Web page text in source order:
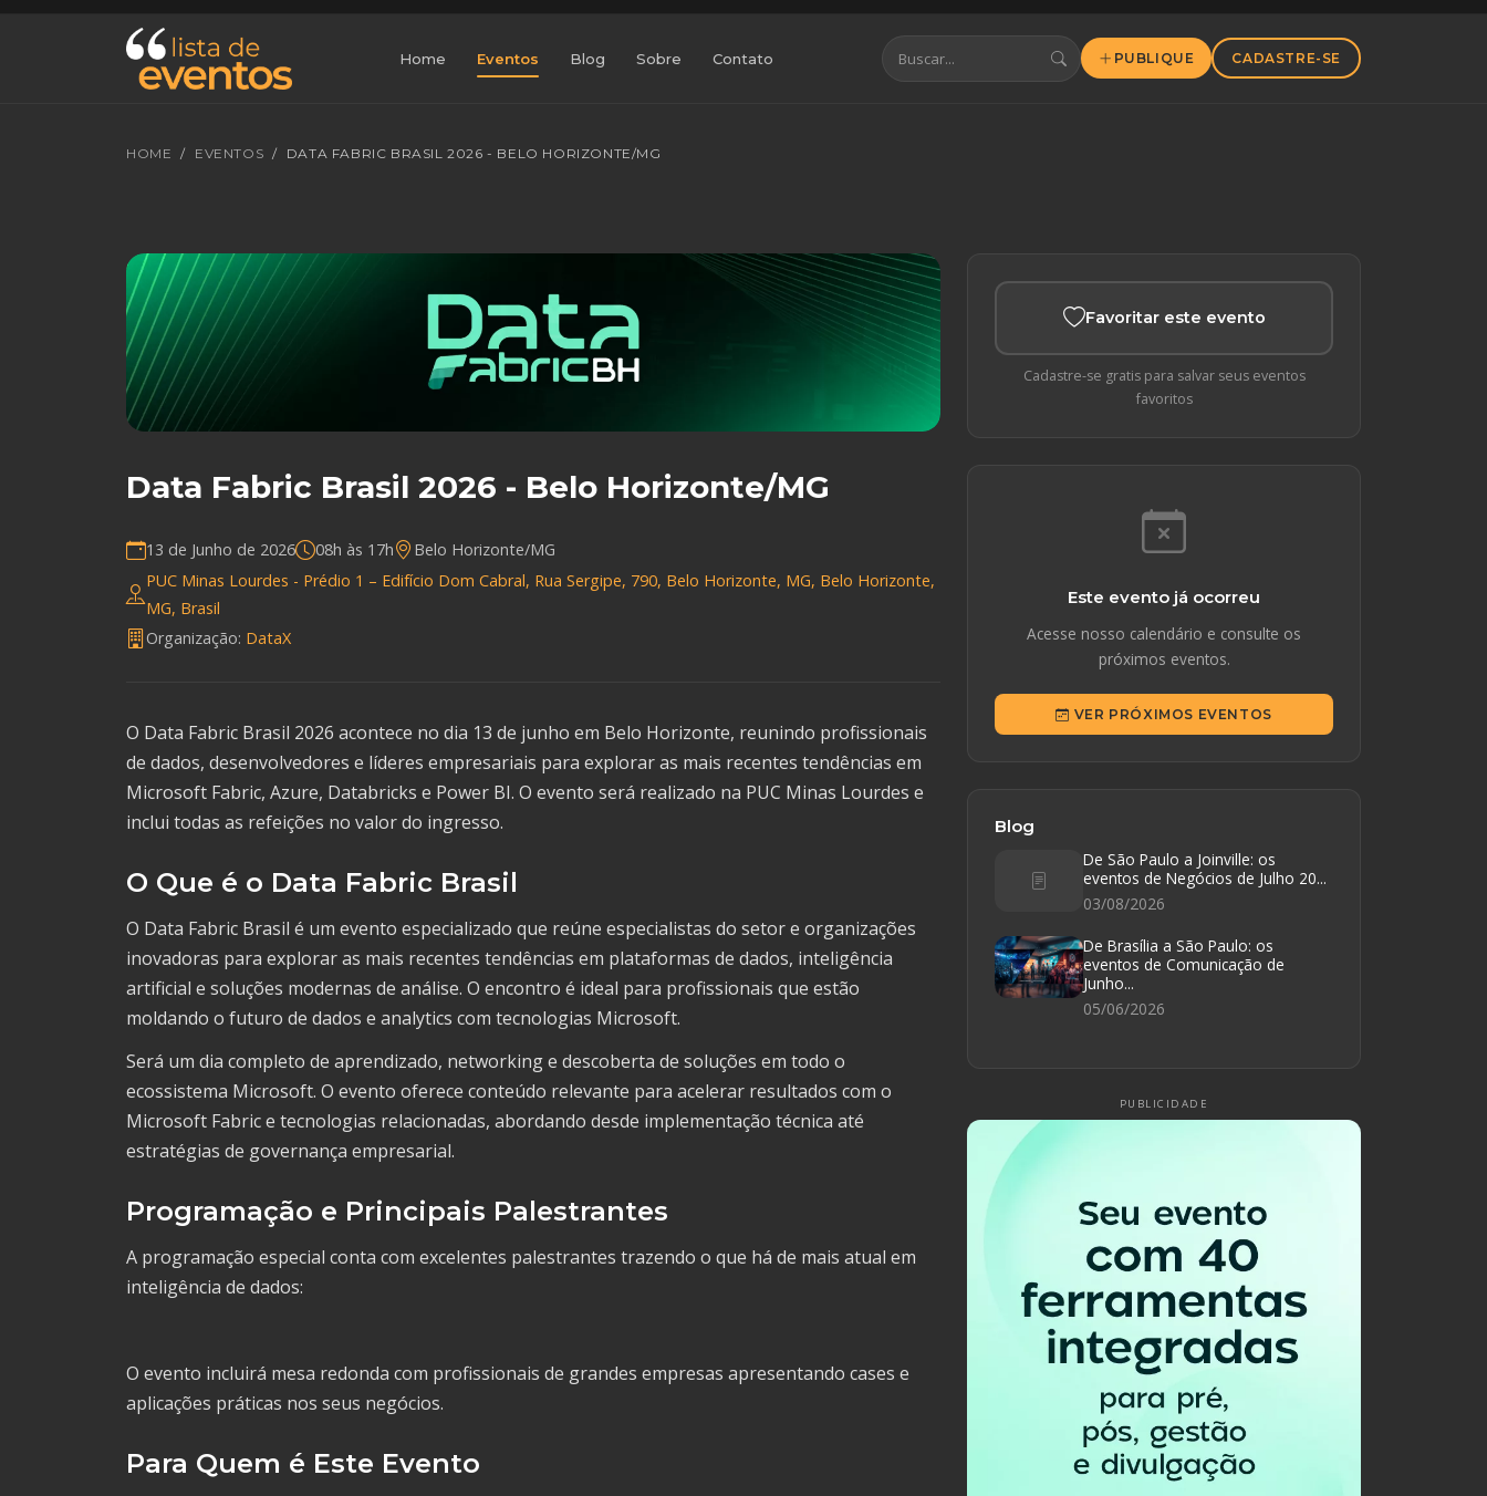
Home Eventos Blog Sobre Contato PUBLIQUE CADASTRE-SE
HOME EVENTOS DATA FABRIC BRASIL 2026 - BELO HORIZONTE/MG
Data Fabric Brasil 2026 - Belo Horizonte/MG
13 de Junho de 2026 08h às 17h
Belo Horizonte/MG
PUC Minas Lourdes - Prédio 1 – Edifício Dom Cabral, Rua Sergipe, 790, Belo Horizonte, MG, Belo Horizonte,
MG, Brasil
Organização: DataX
O Data Fabric Brasil 2026 acontece no dia 13 de junho em Belo Horizonte, reunindo profissionais
de dados, desenvolvedores e líderes empresariais para explorar as mais recentes tendências em
Microsoft Fabric, Azure, Databricks e Power BI. O evento será realizado na PUC Minas Lourdes e
inclui todas as refeições no valor do ingresso.
O Que é o Data Fabric Brasil
O Data Fabric Brasil é um evento especializado que reúne especialistas do setor e organizações
inovadoras para explorar as mais recentes tendências em plataformas de dados, inteligência
artificial e soluções modernas de análise. O encontro é ideal para profissionais que estão
moldando o futuro de dados e analytics com tecnologias Microsoft.
Será um dia completo de aprendizado, networking e descoberta de soluções em todo o
ecossistema Microsoft. O evento oferece conteúdo relevante para acelerar resultados com o
Microsoft Fabric e tecnologias relacionadas, abordando desde implementação técnica até
estratégias de governança empresarial.
Programação e Principais Palestrantes
A programação especial conta com excelentes palestrantes trazendo o que há de mais atual em
inteligência de dados:
O evento incluirá mesa redonda com profissionais de grandes empresas apresentando cases e
aplicações práticas nos seus negócios.
Para Quem é Este Evento
Favoritar este evento
Cadastre-se gratis para salvar seus eventos
favoritos
Este evento já ocorreu
Acesse nosso calendário e consulte os
próximos eventos.
VER PRÓXIMOS EVENTOS
Blog
De São Paulo a Joinville: os
eventos de Negócios de Julho 20...
03/08/2026
De Brasília a São Paulo: os
eventos de Comunicação de
Junho...
05/06/2026
PUBLICIDADE